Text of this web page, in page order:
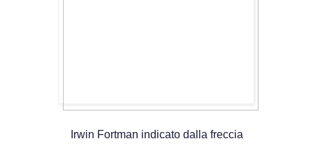
Irwin Fortman indicato dalla freccia